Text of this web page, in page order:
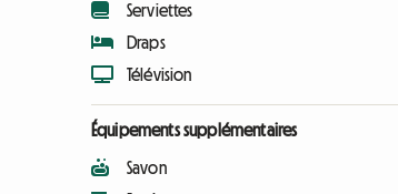
Serviettes
Draps
Télévision
Équipements supplémentaires
Savon